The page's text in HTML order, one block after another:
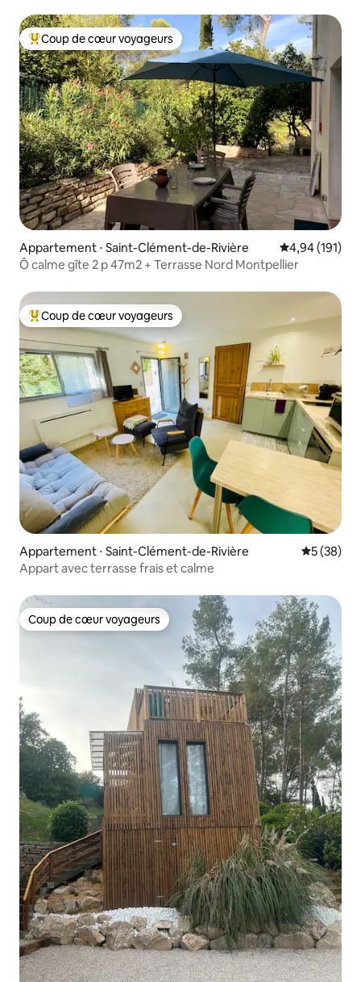
Coups de cœur voyageurs les plus appréciés
Coup de cœur voyageurs
Appartement ⋅ Saint-Clément-de-Rivière Évaluation
4,94 (191)
Ô calme gîte 2 p 47m2 + Terrasse Nord Montpellier
Coups de cœur voyageurs les plus appréciés
Coup de cœur voyageurs
Appartement ⋅ Saint-Clément-de-Rivière
5 (38)
Appart avec terrasse frais et calme
Coup de cœur voyageurs
Coup de cœur voyageurs